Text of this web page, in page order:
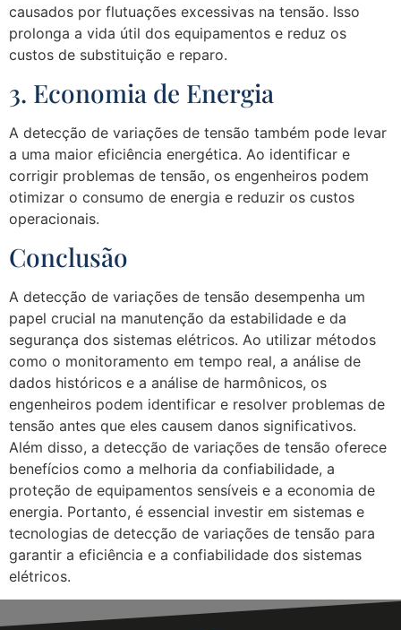
causados por flutuações excessivas na tensão. Isso
prolonga a vida útil dos equipamentos e reduz os
custos de substituição e reparo.
3. Economia de Energia
A detecção de variações de tensão também pode levar
a uma maior eficiência energética. Ao identificar e
corrigir problemas de tensão, os engenheiros podem
otimizar o consumo de energia e reduzir os custos
operacionais.
Conclusão
A detecção de variações de tensão desempenha um
papel crucial na manutenção da estabilidade e da
segurança dos sistemas elétricos. Ao utilizar métodos
como o monitoramento em tempo real, a análise de
dados históricos e a análise de harmônicos, os
engenheiros podem identificar e resolver problemas de
tensão antes que eles causem danos significativos.
Além disso, a detecção de variações de tensão oferece
benefícios como a melhoria da confiabilidade, a
proteção de equipamentos sensíveis e a economia de
energia. Portanto, é essencial investir em sistemas e
tecnologias de detecção de variações de tensão para
garantir a eficiência e a confiabilidade dos sistemas
elétricos.